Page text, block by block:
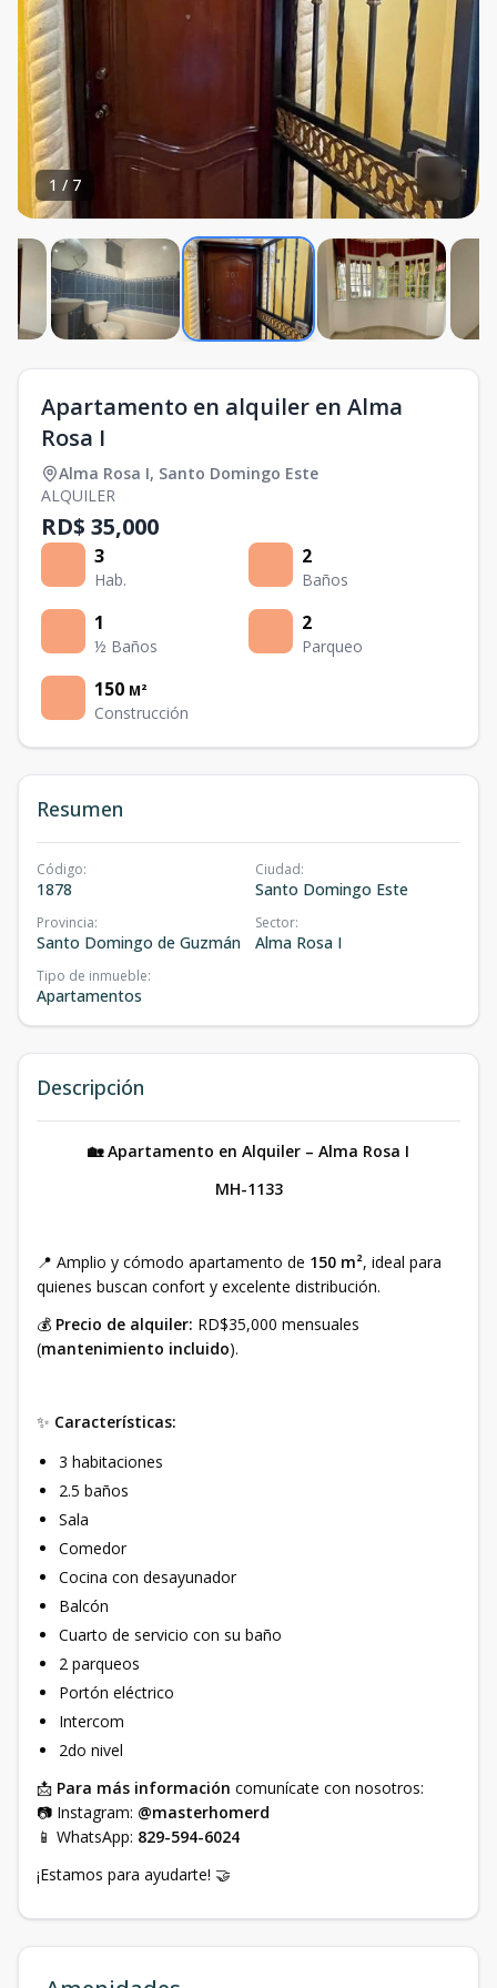
1 / 7
Apartamento en alquiler en Alma
Rosa I
Alma Rosa I, Santo Domingo Este
ALQUILER
RD$ 35,000
3
Hab.
2
Baños
1
½ Baños
2
Parqueo
150 M²
Construcción
Resumen
Código:
1878
Ciudad:
Santo Domingo Este
Provincia:
Santo Domingo de Guzmán
Sector:
Alma Rosa I
Tipo de inmueble:
Apartamentos
Descripción
🏡 Apartamento en Alquiler – Alma Rosa I
MH-1133
📍 Amplio y cómodo apartamento de 150 m², ideal para
quienes buscan confort y excelente distribución.
💰 Precio de alquiler: RD$35,000 mensuales
(mantenimiento incluido).
✨ Características:
3 habitaciones
2.5 baños
Sala
Comedor
Cocina con desayunador
Balcón
Cuarto de servicio con su baño
2 parqueos
Portón eléctrico
Intercom
2do nivel
📩 Para más información comunícate con nosotros:
📷 Instagram: @masterhomerd
📱 WhatsApp: 829-594-6024
¡Estamos para ayudarte! 🤝